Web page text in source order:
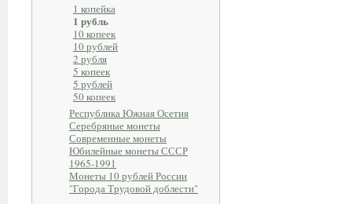
1 копейка
1 рубль
10 копеек
10 рублей
2 рубля
5 копеек
5 рублей
50 копеек
Республика Южная Осетия
Серебряные монеты
Современные монеты
Юбилейные монеты СССР
1965-1991
Монеты 10 рублей России
"Города Трудовой доблести"